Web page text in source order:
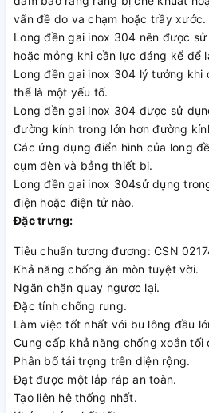
vấn đề do va chạm hoặc trầy xước.
Long đền gai inox 304 nên được
hoặc mỏng khi cần lực đáng kể để
Long đền gai inox 304 lý tưởng khi
thể là một yếu tố.
Long đền gai inox 304 được sử
đường kính trong lớn hơn đường
Các ứng dụng điển hình của long
cụm đèn và bảng thiết bị.
Long đền gai inox 304sử dụng
điện hoặc điện tử nào.
Đặc trưng:
Tiêu chuẩn tương đương: CSN
Khả năng chống ăn mòn tuyệt vời.
Ngăn chặn quay ngược lại.
Đặc tính chống rung.
Làm việc tốt nhất với bu lông đầu
Cung cấp khả năng chống xoắn tối
Phân bố tải trọng trên diện rộng.
Đạt được một lắp ráp an toàn.
Tạo liên hệ thống nhất.